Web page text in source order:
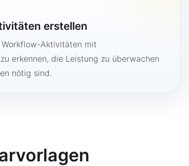
erstellen
Aktivitäten mit
erkennen, die Leistung zu überwachen
nötig sind.